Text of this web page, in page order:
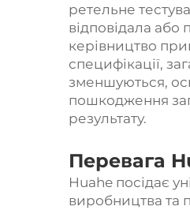
ретельне
відповідала
керівництво
специфікації,
зменшуються,
пошкодження
результату.
Перевага
Huahe посідає
виробництва та